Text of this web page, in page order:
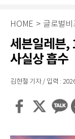
HOME > 글로벌비
세븐일레븐,
사실상 흡수
김현철 기자 / 입력 :